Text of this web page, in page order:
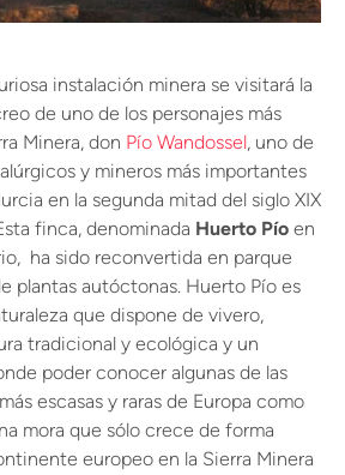
instalación minera se visitará la
de uno de los personajes más
Minera, don Pío Wandossel, uno de
y mineros más importantes
en la segunda mitad del siglo XIX
finca, denominada Huerto Pío en
ha sido reconvertida en parque
plantas autóctonas. Huerto Pío es
que dispone de vivero,
tradicional y ecológica y un
poder conocer algunas de las
escasas y raras de Europa como
mora que sólo crece de forma
europeo en la Sierra Minera